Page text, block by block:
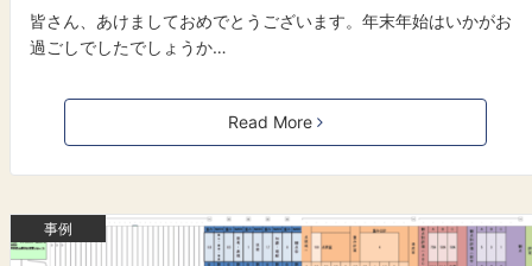
皆さん、あけましておめでとうございます。年末年始はいかがお
過ごしでしたでしょうか…
Read More
事例